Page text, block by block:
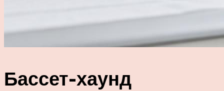
Бассет-хаунд